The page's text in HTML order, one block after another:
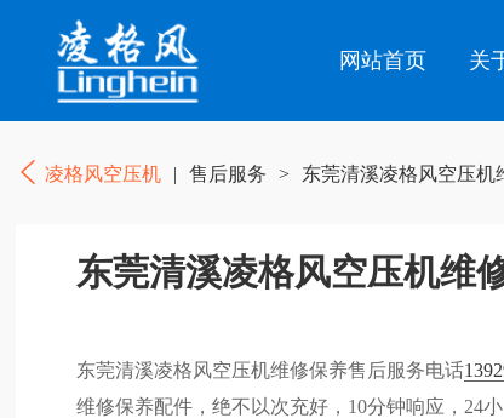
网站首页 关
凌格风空压机 | 售后服务 > 东莞清溪凌格风空压机
东莞清溪凌格风空压机维
东莞清溪凌格风空压机维修保养售后服务电话
维修保养配件，绝不以次充好，10分钟响应，24